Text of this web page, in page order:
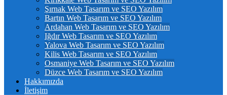
Şırnak Web Tasarım ve SEO Yazılım
Bartın Web Tasarım ve SEO Yazılım
Ardahan Web Tasarım ve SEO Yazılım
Iğdır Web Tasarım ve SEO Yazılım
Yalova Web Tasarım ve SEO Yazılım
Kilis Web Tasarım ve SEO Yazılım
Osmaniye Web Tasarım ve SEO Yazılım
Düzce Web Tasarım ve SEO Yazılım
Hakkımızda
İletişim